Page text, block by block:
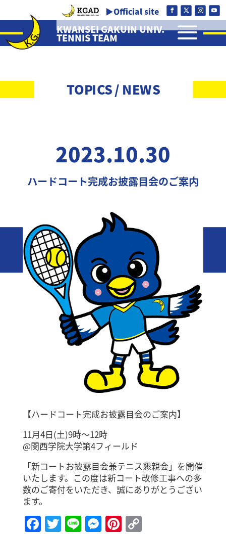
▶Official site
KWANSEI GAKUIN UNIV.
TENNIS TEAM a
TOPICS / NEWS
2023.10.30
ハードコート完成お披露目会のご案内
【ハードコート完成お披露目会のご案内】
11月4日(土)9時〜12時
@関西学院大学第4フィールド
「新コートお披露目会兼テニス懇親会」を開催
いたします。この度は新コート改修工事への多
数のご寄付をいただき、誠にありがとうござい
ます。
Facebook
Twitter
LineMessenger
Pinterest
Copy